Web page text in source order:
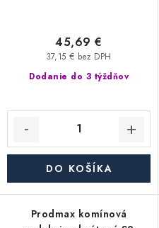
Dodanie do 3 týždňov
37,15 € bez DPH
45,69 €
DO KOŠÍKA
Prodmax komínová